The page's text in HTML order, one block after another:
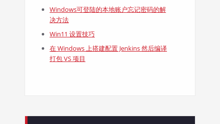
Windows可登陆的本地账户忘记密码的解
决方法
Win11 设置技巧
在 Windows 上搭建配置 Jenkins 然后编译
打包 VS 项目